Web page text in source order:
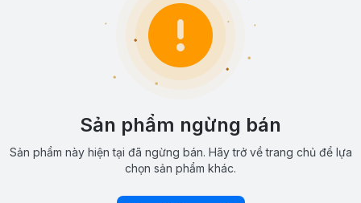
Sản phẩm ngừng bán
Sản phẩm này hiện tại đã ngừng bán. Hãy trở về trang chủ để lựa
chọn sản phẩm khác.